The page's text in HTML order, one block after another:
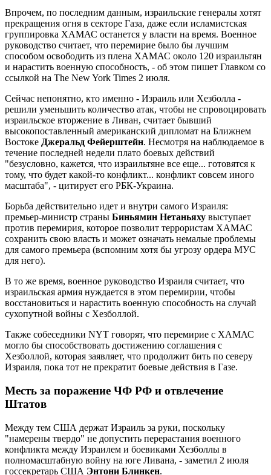
Впрочем, по последним данным, израильские генералы хотят
прекращения огня в секторе Газа, даже если исламистская
группировка ХАМАС останется у власти на время. Военное
руководство считает, что перемирие было бы лучшим
способом освободить из плена ХАМАС около 120 израильтян
и нарастить военную способность, - об этом пишет Главком со
ссылкой на The New York Times 2 июля.
Сейчас непонятно, кто именно - Израиль или Хезболла -
решили уменьшить количество атак, чтобы не спровоцировать
израильское вторжение в Ливан, считает бывший
высокопоставленный американский дипломат на Ближнем
Востоке Джеральд Фейерштейн. Несмотря на наблюдаемое в
течение последней недели плато боевых действий
"безусловно, кажется, что израильтяне все еще... готовятся к
тому, что будет какой-то конфликт... конфликт совсем иного
масштаба", - цитирует его РБК-Украина.
Борьба действительно идет и внутри самого Израиля:
премьер-министр страны Биньямин Нетаньяху выступает
против перемирия, которое позволит террористам ХАМАС
сохранить свою власть и может означать немалые проблемы
для самого премьера (вспомним хотя бы угрозу ордера МУС
для него).
В то же время, военное руководство Израиля считает, что
израильская армия нуждается в этом перемирии, чтобы
восстановиться и нарастить военную способность на случай
сухопутной войны с Хезболлой.
Также собеседники NYT говорят, что перемирие с ХАМАС
могло бы способствовать достижению соглашения с
Хезболлой, которая заявляет, что продолжит бить по северу
Израиля, пока тот не прекратит боевые действия в Газе.
Месть за поражение ЧФ РФ и отвлечение
Штатов
Между тем США держат Израиль за руки, поскольку
"намерены твердо" не допустить перерастания военного
конфликта между Израилем и боевиками Хезболлы в
полномасштабную войну на юге Ливана, - заметил 2 июля
госсекретарь США Энтони Блинкен.